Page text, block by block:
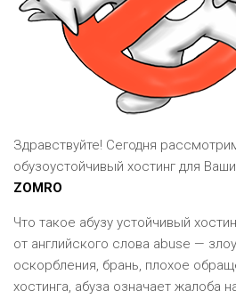
Здравствуйте! Сегодня
обузоустойчивый хостинг для
ZOMRO
Что такое абузу устойчивый
от английского слова abuse —
оскорбления, брань, плохое
хостинга, абуза означает жалоба